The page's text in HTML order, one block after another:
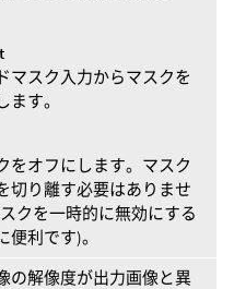
マスク入力からマスクを
ます。
をオフにします。マスク
切り離す必要はありませ
クを一時的に無効にする
便利です)。
の解像度が出力画像と異